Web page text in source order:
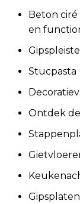
Beton ciré
en
Stucpasta
Ontdek